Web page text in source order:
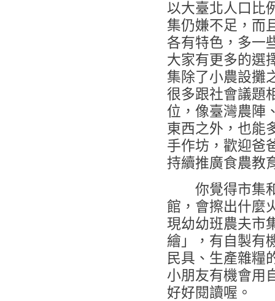
以大臺北人口比
集仍嫌不足，而
各有特色，多一
大家有更多的選
集除了小農設攤
很多跟社會議題
位，像臺灣農陣
東西之外，也能
手作坊，歡迎爸
持續推廣食農教
你覺得市集和
館，會擦出什麼
現幼幼班農夫市
繪」，有自製有
民具、生產雜糧
小朋友有機會用
好好閱讀喔。